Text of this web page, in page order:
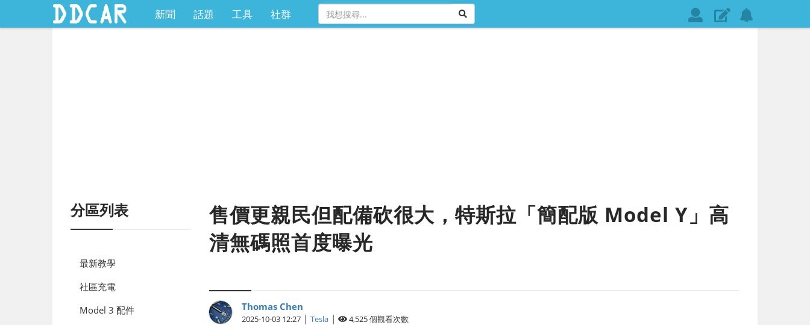
新聞 話題 工具 社群
會
員
發
表
設
定
分區列表
最新教學
社區充電
Model 3 配件
售價更親民但配備砍很大，特斯拉「簡配版 Model Y」高
清無碼照首度曝光
Thomas Chen
2025-10-03 12:27 | Tesla | 4,525個觀看次數